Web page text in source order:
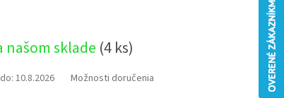
našom sklade (4 ks)
10.8.2026 Možnosti doručenia